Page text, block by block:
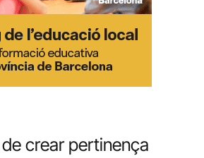
crear pertinença